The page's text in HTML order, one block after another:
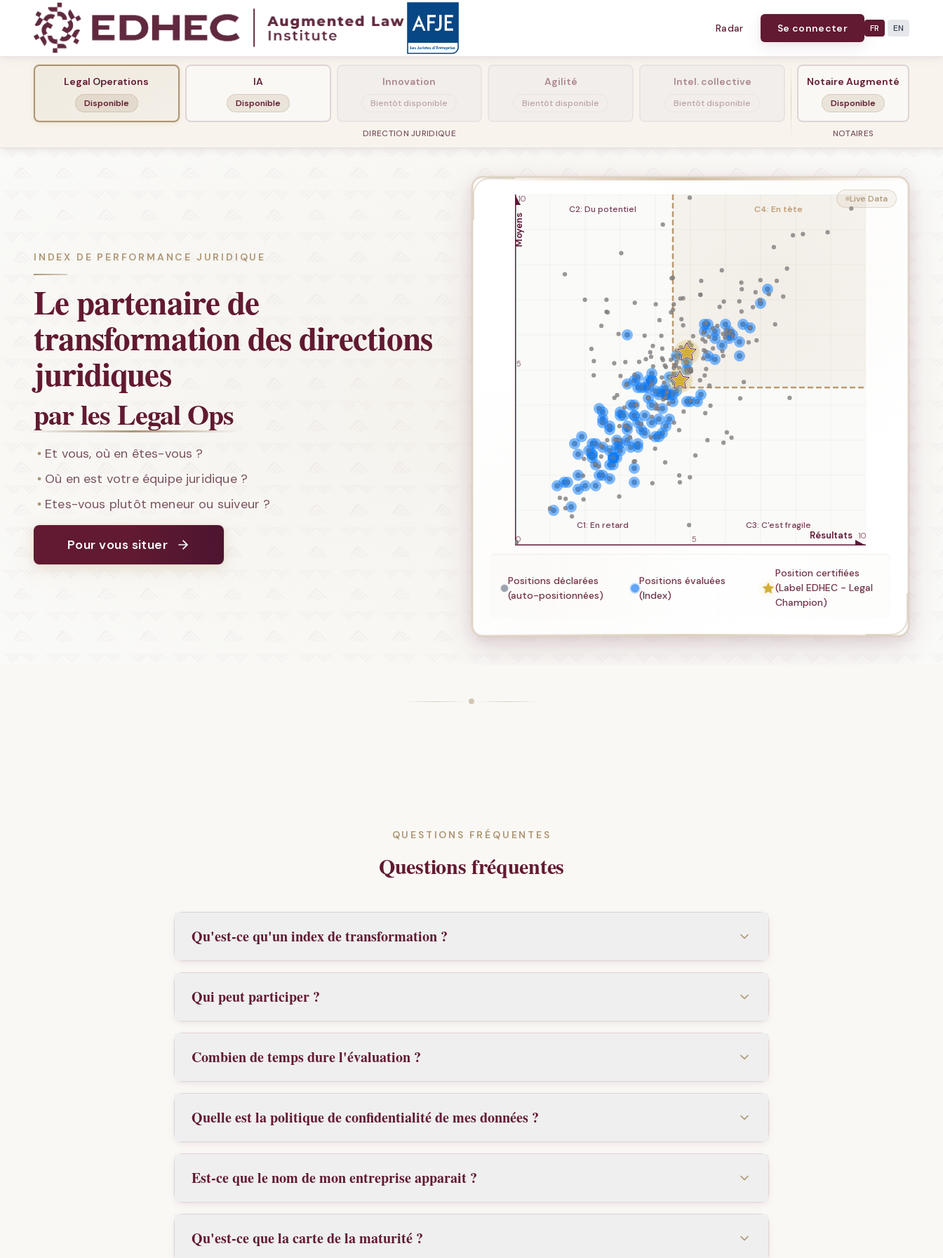
Radar Se connecter FR EN
Legal Operations
Disponible
IA
Disponible
Innovation
Bientôt disponible
Agilité
Bientôt disponible
Intel. collective
Bientôt disponible
DIRECTION JURIDIQUE
Notaire Augmenté
Disponible
NOTAIRES
INDEX DE PERFORMANCE JURIDIQUE
Le partenaire de
transformation des directions
juridiques
par les Legal Ops
Et vous, où en êtes-vous ?
Où en est votre équipe juridique ?
Etes-vous plutôt meneur ou suiveur ?
Pour vous situer
Live Data
Positions déclarées
(auto-positionnées)
Positions évaluées
(Index)
Position certifiées
(Label EDHEC - Legal
Champion)
QUESTIONS FRÉQUENTES
Questions fréquentes
Qu'est-ce qu'un index de transformation ?
Qui peut participer ?
Combien de temps dure l'évaluation ?
Quelle est la politique de confidentialité de mes données ?
Est-ce que le nom de mon entreprise apparait ?
Qu'est-ce que la carte de la maturité ?